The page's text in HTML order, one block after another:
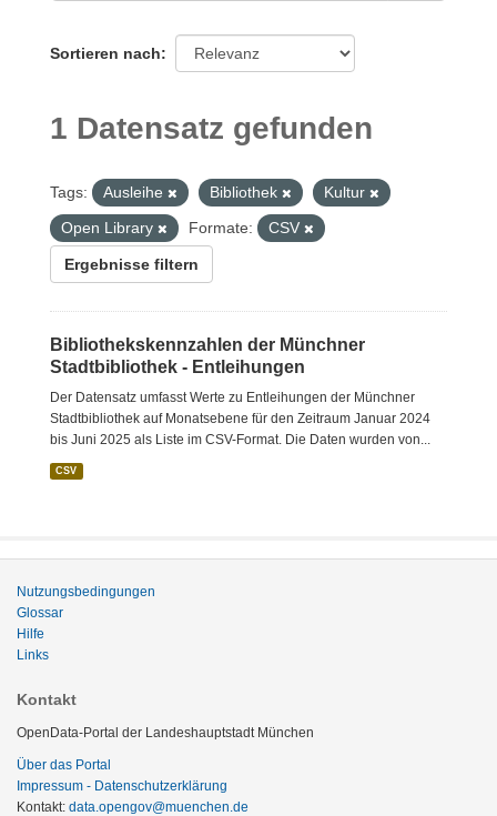
Sortieren nach
1 Datensatz gefunden
Tags: Ausleihe Bibliothek
Kultur
Open Library
Formate: CSV
Ergebnisse filtern
Bibliothekskennzahlen der Münchner
Stadtbibliothek - Entleihungen
Der Datensatz umfasst Werte zu Entleihungen der Münchner
Stadtbibliothek auf Monatsebene für den Zeitraum Januar 2024
bis Juni 2025 als Liste im CSV-Format. Die Daten wurden von...
CSV
Nutzungsbedingungen
Glossar
Hilfe
Links
Kontakt
OpenData-Portal der Landeshauptstadt München
Über das Portal
Impressum - Datenschutzerklärung
Kontakt: data.opengov@muenchen.de